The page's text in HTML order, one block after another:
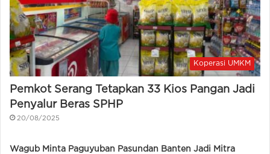
Koperasi UMKM
Pemkot Serang Tetapkan 33 Kios Pangan Jadi
Penyalur Beras SPHP
20/08/2025
Wagub Minta Paguyuban Pasundan Banten Jadi Mitra